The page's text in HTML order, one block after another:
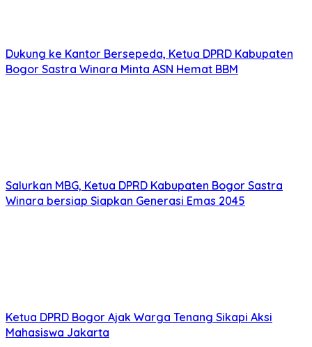
Dukung ke Kantor Bersepeda, Ketua DPRD Kabupaten
Bogor Sastra Winara Minta ASN Hemat BBM
Salurkan MBG, Ketua DPRD Kabupaten Bogor Sastra
Winara bersiap Siapkan Generasi Emas 2045
Ketua DPRD Bogor Ajak Warga Tenang Sikapi Aksi
Mahasiswa Jakarta